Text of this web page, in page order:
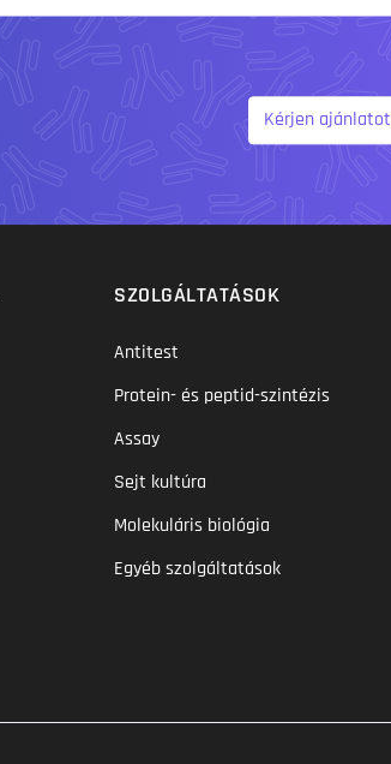
Kérjen ajánlatot
SZOLGÁLTATÁSOK
Antitest
Protein- és peptid-szintézis
Assay
Sejt kultúra
Molekuláris biológia
Egyéb szolgáltatások